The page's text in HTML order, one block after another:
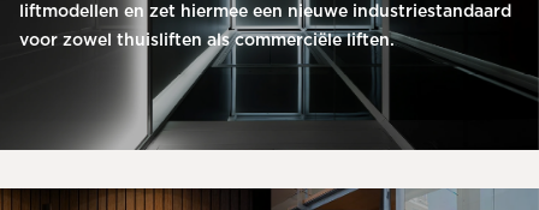
liftmodellen en zet hiermee een nieuwe industriestandaard
voor zowel thuisliften als commerciële liften.